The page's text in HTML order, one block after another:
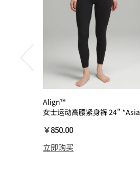
Align™
女士运动高腰紧身裤 24" *Asia
￥850.00
立即购买